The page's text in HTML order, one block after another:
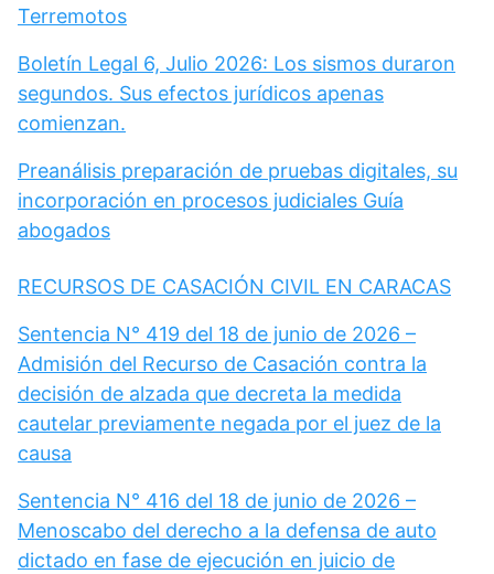
Terremotos
Boletín Legal 6, Julio 2026: Los sismos duraron
segundos. Sus efectos jurídicos apenas
comienzan.
Preanálisis preparación de pruebas digitales, su
incorporación en procesos judiciales Guía
abogados
RECURSOS DE CASACIÓN CIVIL EN CARACAS
Sentencia N° 419 del 18 de junio de 2026 –
Admisión del Recurso de Casación contra la
decisión de alzada que decreta la medida
cautelar previamente negada por el juez de la
causa
Sentencia N° 416 del 18 de junio de 2026 –
Menoscabo del derecho a la defensa de auto
dictado en fase de ejecución en juicio de